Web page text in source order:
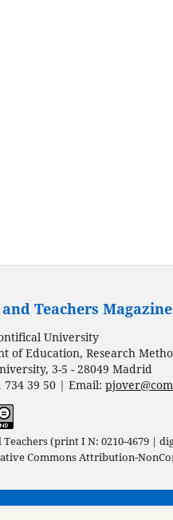
Teachers Magazine
University
of Education, Research
3-5 - 28049 Madrid
734 39 50 | Email:
Teachers (print I N: 0210-4679 |
Commons Attribution-